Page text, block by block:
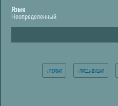
Язык
Неопределенный
Страницы
« ПЕРВАЯ ‹ ПРЕДЫДУЩАЯ